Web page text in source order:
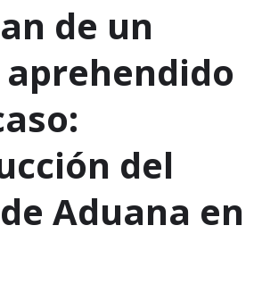
de un
del
Aduana en